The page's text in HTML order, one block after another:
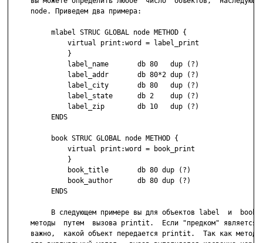
     node. Приведем два примера:
          mlabel STRUC GLOBAL node METHOD {
              virtual print:word = label_print
              }
              label_name       db 80   dup (?)
              label_addr       db 80*2 dup (?)
              label_city       db 80   dup (?)
              label_state      db 2    dup (?)
              label_zip        db 10   dup (?)
          ENDS
          book STRUC GLOBAL node METHOD {
              virtual print:word = book_print
              }
              book_title       db 80 dup (?)
              book_author      db 80 dup (?)
          ENDS
В следующем примере вы для объектов label  и  book
методы  путем  вызова printit.  Если "предком" является
важно,  какой объект передается printit.  Так как метод